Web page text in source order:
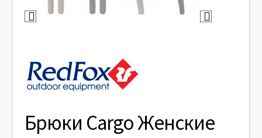
Брюки Cargo Женские